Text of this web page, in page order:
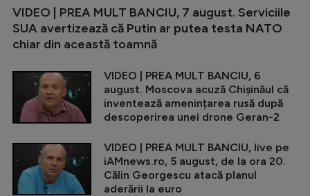
VIDEO | PREA MULT BANCIU, 7 august. Serviciile
SUA avertizează că Putin ar putea testa NATO
chiar din această toamnă
VIDEO | PREA MULT BANCIU, 6
august. Moscova acuză Chișinăul că
inventează amenințarea rusă după
descoperirea unei drone Geran-2
VIDEO | PREA MULT BANCIU, live pe
iAMnews.ro, 5 august, de la ora 20.
Călin Georgescu atacă planul
aderării la euro